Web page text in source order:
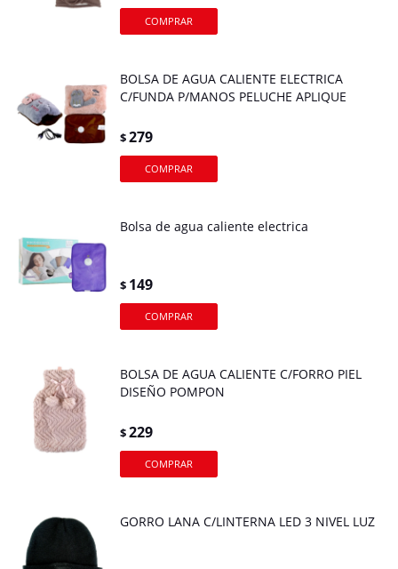
BOLSA DE AGUA CALIENTE ELECTRICA
C/FUNDA P/MANOS PELUCHE APLIQUE
$279
Bolsa de agua caliente electrica
$ 149
BOLSA DE AGUA CALIENTE C/FORRO PIEL
DISEÑO POMPON
$229
GORRO LANA C/LINTERNA LED 3 NIVEL LUZ